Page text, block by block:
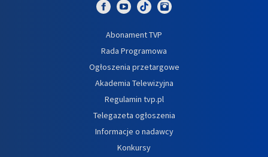
Abonament TVP
Rada Programowa
Ogłoszenia przetargowe
Akademia Telewizyjna
Regulamin tvp.pl
Telegazeta ogłoszenia
Informacje o nadawcy
Konkursy